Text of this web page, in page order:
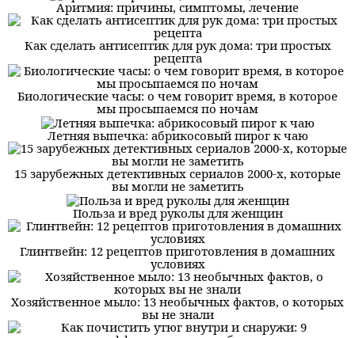
Аритмия: причины, симптомы, лечение
Как сделать антисептик для рук дома: три простых
рецепта
Биологические часы: о чем говорит время, в которое
мы просыпаемся по ночам
Летняя выпечка: абрикосовый пирог к чаю
15 зарубежных детективных сериалов 2000-х, которые
вы могли не заметить
Польза и вред руколы для женщин
Глинтвейн: 12 рецептов приготовления в домашних
условиях
Хозяйственное мыло: 13 необычных фактов, о которых
вы не знали